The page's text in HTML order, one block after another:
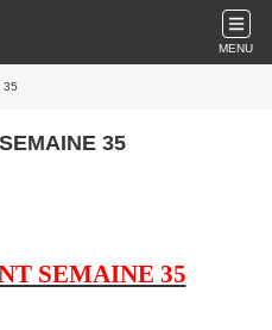
MENU
35
35
SEMAINE 35